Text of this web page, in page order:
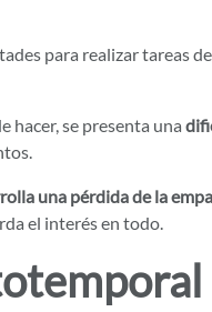
para realizar tareas de
hacer, se presenta una
una pérdida de la
el interés en todo.